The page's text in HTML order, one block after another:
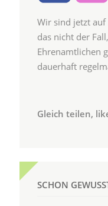
Wir sind jetzt auf
das nicht der
Ehrenamtlichen
dauerhaft
Gleich teilen,
SCHON